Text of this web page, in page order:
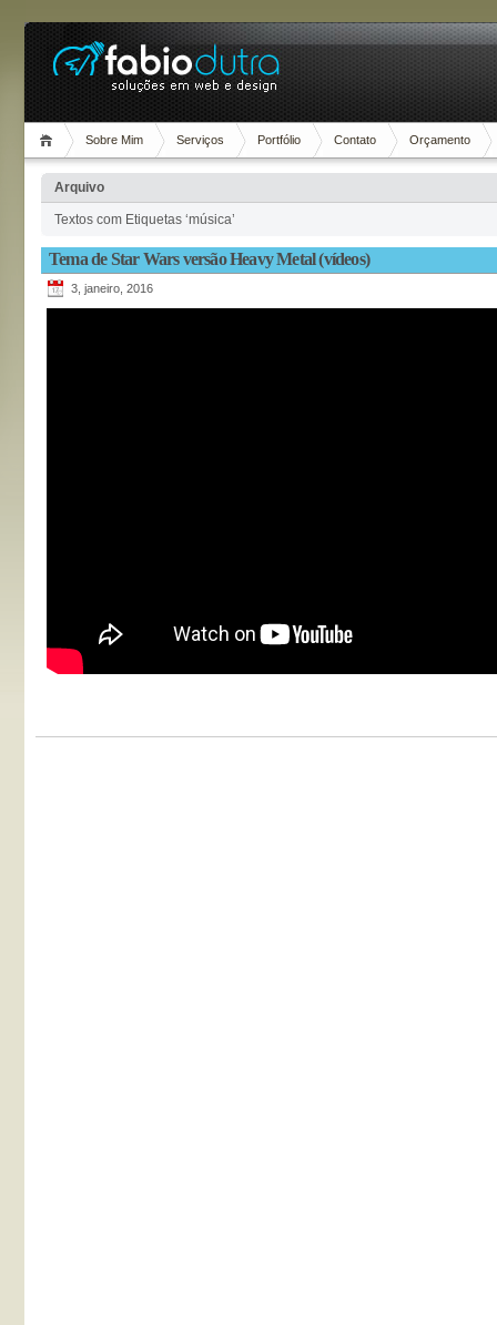
Sobre Mim Serviços Portfólio Contato Orçamento
Arquivo
Textos com Etiquetas ‘música’
Tema de Star Wars versão Heavy Metal (vídeos)
3, janeiro, 2016